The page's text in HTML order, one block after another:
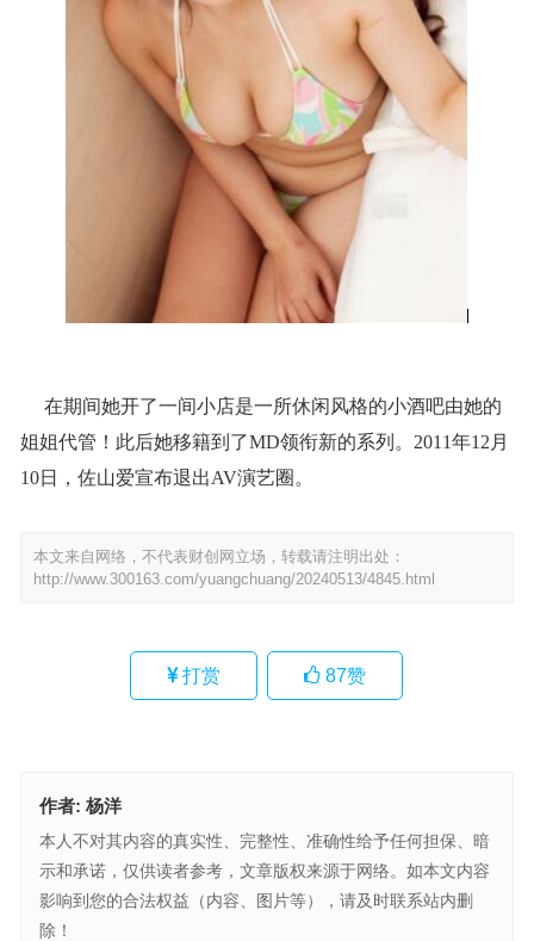
在期间她开了一间小店是一所休闲风格的小酒吧由她的
姐姐代管！此后她移籍到了MD领衔新的系列。2011年12月
10日，佐山爱宣布退出AV演艺圈。
本文来自网络，不代表财创网立场，转载请注明出处：
http://www.300163.com/yuangchuang/20240513/4845.html
打赏 87赞
作者: 杨洋
本人不对其内容的真实性、完整性、准确性给予任何担保、暗
示和承诺，仅供读者参考，文章版权来源于网络。如本文内容
影响到您的合法权益（内容、图片等），请及时联系站内删
除！